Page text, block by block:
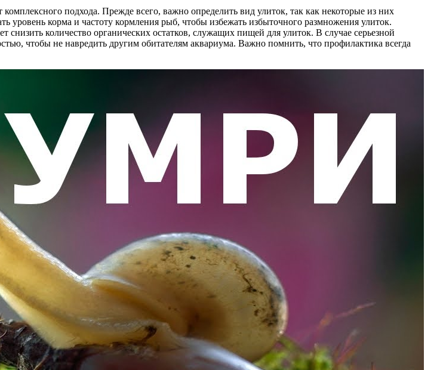
подхода. Прежде всего, важно определить вид улиток, так как некоторые из них
корма и частоту кормления рыб, чтобы избежать избыточного размножения улиток.
количество органических остатков, служащих пищей для улиток. В случае серьезной
чтобы не навредить другим обитателям аквариума. Важно помнить, что профилактика всегда